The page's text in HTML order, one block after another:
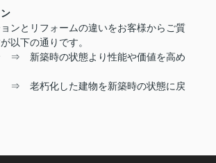
せご希望の方はこちらへお電話くださ
542
フォーム中、リフォーム後、
もご内覧頂けます
完成物件をご内覧頂くことも可能です
スへ！
ンとリフォームの違いをお客様からご質
以下の通りです。
⇒ 新築時の状態より性能や価値を高め
老朽化した建物を新築時の状態に戻